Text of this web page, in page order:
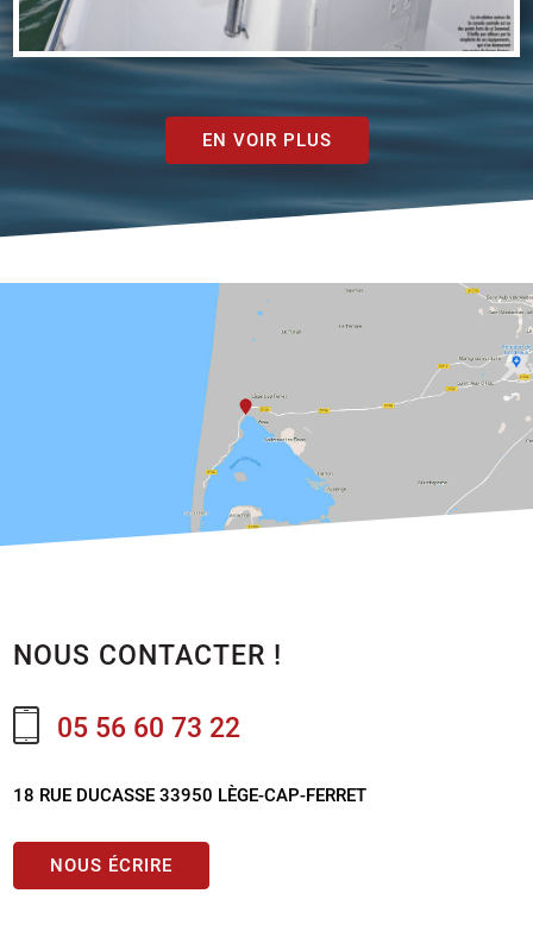
EN VOIR PLUS
NOUS CONTACTER !
05 56 60 73 22
18 RUE DUCASSE 33950 LÈGE-CAP-FERRET
NOUS ÉCRIRE